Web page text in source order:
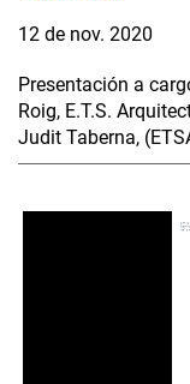
12 de nov. 2020
Presentación a
Roig, E.T.S.
Judit Taberna,